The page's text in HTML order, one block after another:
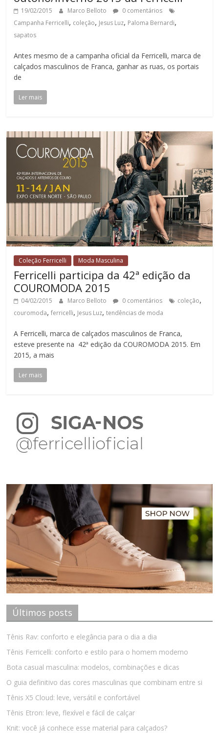
19/02/2015 Marco Belloto
0 comentários
Campanha Ferricelli, coleção, Jesus Luz, Paloma Bernardi,
sapatos
Antes mesmo de a campanha oficial da Ferricelli, marca de
calçados masculinos de Franca, ganhar as ruas, os portais
de
Ler mais
Coleção Ferricelli Moda Masculina
Ferricelli participa da 42ª edição da
COUROMODA 2015
04/02/2015 Marco Belloto 0 comentários coleção,
couromoda,ferricelli, Jesus Luz,tendências de moda
A Ferricelli, marca de calçados masculinos de Franca,
esteve presente na 42ª edição da COUROMODA 2015. Em
2015, a mais
Ler mais
Últimos posts
Tênis Rav: conforto e elegância para o dia a dia
Tênis Ferricelli: conforto e estilo para o homem moderno
Bota casual masculina: modelos, combinações e dicas
O guia definitivo das cores masculinas que combinam entre si
Tênis X5 Cloud: leve, versátil e confortável
Tênis Etron: leve, flexível e fácil de calçar
Knit: você já conhece esse material para calçados?